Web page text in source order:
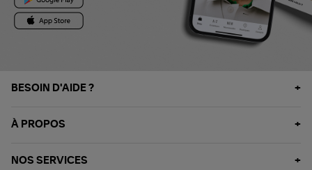
BESOIN D'AIDE ?
À PROPOS
NOS SERVICES